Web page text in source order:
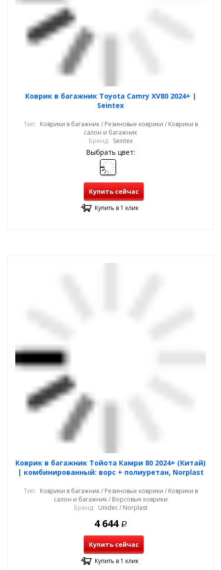
Коврик в багажник Toyota Camry XV80 2024+ |
Seintex
Тип: Коврики в багажник / Резиновые коврики / Коврики в
салон и багажник
Бренд: Seintex
Выбрать цвет:
Купить сейчас
Купить в 1 клик
Коврик в багажник Тойота Камри 80 2024+ (Китай)
| комбинированный: ворс + полиуретан, Norplast
Тип: Коврики в багажник / Резиновые коврики / Коврики в
салон и багажник / Ворсовые коврики
Бренд: Unidec / Norplast
4 644 Р
Купить сейчас
Купить в 1 клик